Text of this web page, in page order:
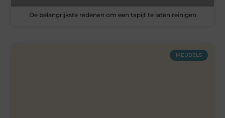
De belangrijkste redenen om een tapijt te laten reinigen
MEUBELS